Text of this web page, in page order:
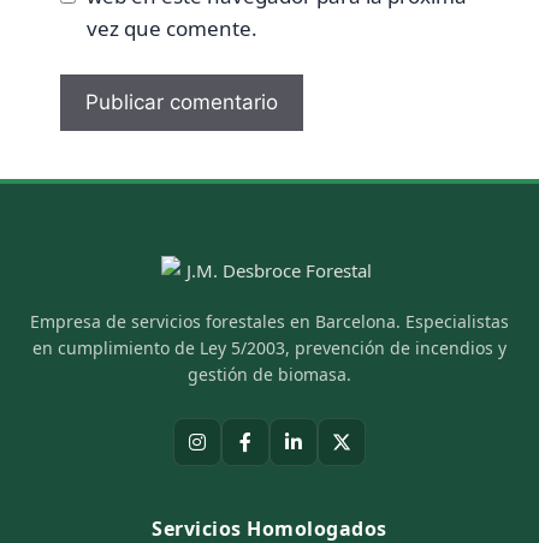
vez que comente.
Empresa de servicios forestales en Barcelona. Especialistas
en cumplimiento de Ley 5/2003, prevención de incendios y
gestión de biomasa.
Servicios Homologados